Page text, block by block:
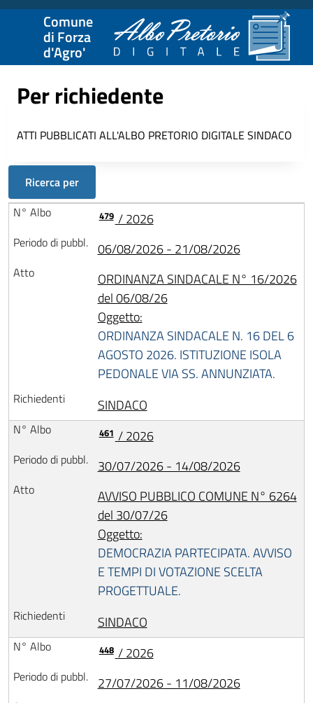
Comune
di Forza
d'Agro'
Per richiedente
ATTI PUBBLICATI ALL'ALBO PRETORIO DIGITALESINDACO
Ricerca per
479 / 2026
06/08/2026 - 21/08/2026
ORDINANZA SINDACALE N° 16/2026
del 06/08/26
Oggetto:
ORDINANZA SINDACALE N. 16 DEL 6
AGOSTO 2026. ISTITUZIONE ISOLA
PEDONALE VIA SS. ANNUNZIATA.
SINDACO
461 / 2026
30/07/2026 - 14/08/2026
AVVISO PUBBLICO COMUNE N° 6264
del 30/07/26
Oggetto:
DEMOCRAZIA PARTECIPATA. AVVISO
E TEMPI DI VOTAZIONE SCELTA
PROGETTUALE.
SINDACO
448 / 2026
27/07/2026 - 11/08/2026